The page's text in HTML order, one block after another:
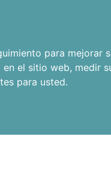
para mejorar
en el sitio web, medir
para usted.